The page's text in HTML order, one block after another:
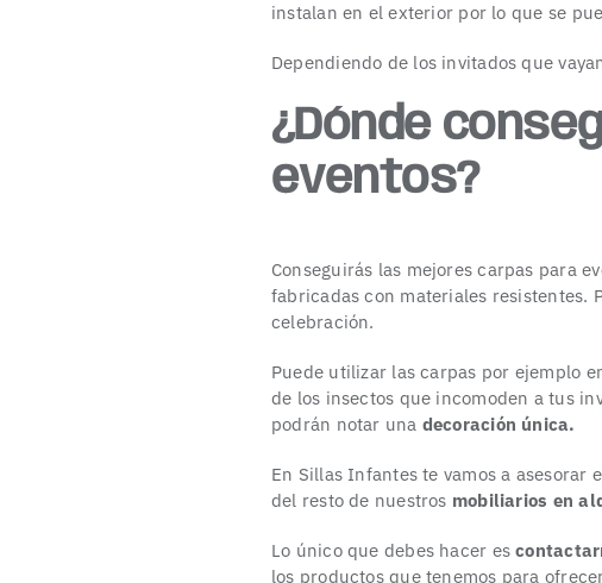
instalan en el exterior por lo que se
Dependiendo de los invitados que
¿Dónde
eventos?
Conseguirás las mejores carpas para
fabricadas con materiales resistentes.
celebración.
Puede utilizar las carpas por ejemplo
de los insectos que incomoden a tus
podrán notar una decoración única.
En Sillas Infantes te vamos a asesorar
del resto de nuestros mobiliarios en
Lo único que debes hacer es
los productos que tenemos para